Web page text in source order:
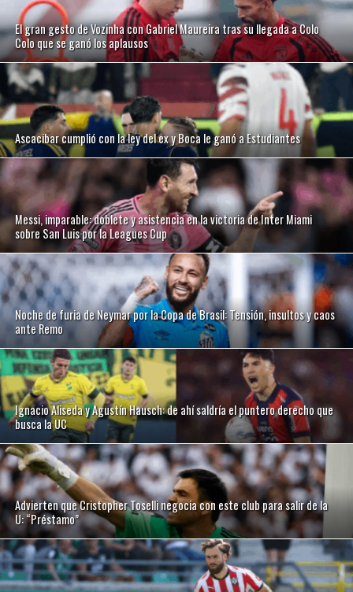
El gran gesto de Vozinha con Gabriel Maureira tras su llegada a Colo
Colo que se ganó los aplausos
Ascacibar cumplió con la ley del ex y Boca le ganó a Estudiantes
Messi, imparable: doblete y asistencia en la victoria de Inter Miami
sobre San Luis por la Leagues Cup
Noche de furia de Neymar por la Copa de Brasil: Tensión, insultos y caos
ante Remo
Ignacio Aliseda y Agustín Hausch: de ahí saldría el puntero derecho que
busca la UC
Advierten que Cristopher Toselli negocia con este club para salir de la
U: “Préstamo”